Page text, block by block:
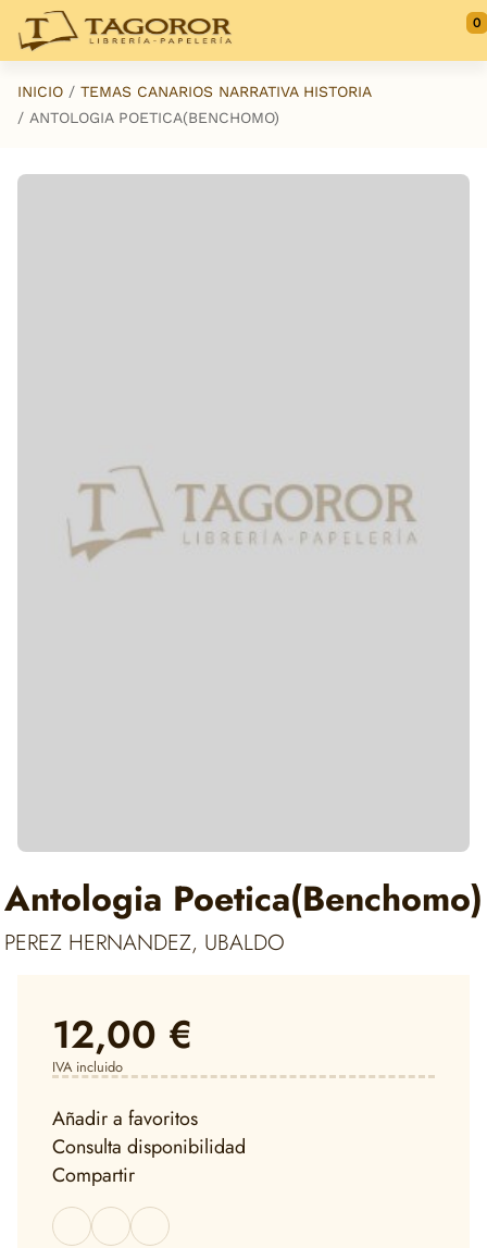
Saltar al contenido principal
0
INICIO
TEMAS CANARIOS NARRATIVA HISTORIA
ANTOLOGIA POETICA(BENCHOMO)
Antologia Poetica(Benchomo)
PEREZ HERNANDEZ, UBALDO
12,00 €
IVA incluido
Añadir a favoritos
Consulta disponibilidad
Compartir